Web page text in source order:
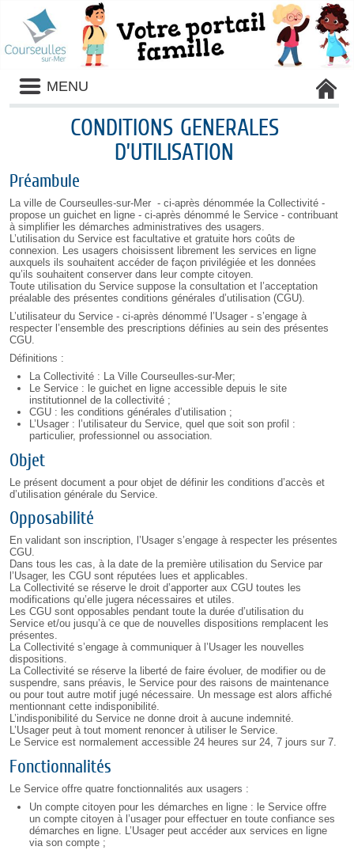
Liste
des
avertissements
MENU
CONDITIONS GENERALES
D’UTILISATION
Préambule
La ville de Courseulles-sur-Mer - ci-après dénommée la Collectivité -
propose un guichet en ligne - ci-après dénommé le Service - contribuant
à simplifier les démarches administratives des usagers.
L’utilisation du Service est facultative et gratuite hors coûts de
connexion. Les usagers choisissent librement les services en ligne
auxquels ils souhaitent accéder de façon privilégiée et les données
qu’ils souhaitent conserver dans leur compte citoyen.
Toute utilisation du Service suppose la consultation et l’acceptation
préalable des présentes conditions générales d’utilisation (CGU).
L’utilisateur du Service - ci-après dénommé l’Usager - s’engage à
respecter l’ensemble des prescriptions définies au sein des présentes
CGU.
Définitions :
La Collectivité : La Ville Courseulles-sur-Mer;
Le Service : le guichet en ligne accessible depuis le site
institutionnel de la collectivité ;
CGU : les conditions générales d’utilisation ;
L’Usager : l’utilisateur du Service, quel que soit son profil :
particulier, professionnel ou association.
Objet
Le présent document a pour objet de définir les conditions d’accès et
d’utilisation générale du Service.
Opposabilité
En validant son inscription, l’Usager s’engage à respecter les présentes
CGU.
Dans tous les cas, à la date de la première utilisation du Service par
l’Usager, les CGU sont réputées lues et applicables.
La Collectivité se réserve le droit d’apporter aux CGU toutes les
modifications qu’elle jugera nécessaires et utiles.
Les CGU sont opposables pendant toute la durée d’utilisation du
Service et/ou jusqu’à ce que de nouvelles dispositions remplacent les
présentes.
La Collectivité s’engage à communiquer à l’Usager les nouvelles
dispositions.
La Collectivité se réserve la liberté de faire évoluer, de modifier ou de
suspendre, sans préavis, le Service pour des raisons de maintenance
ou pour tout autre motif jugé nécessaire. Un message est alors affiché
mentionnant cette indisponibilité.
L’indisponibilité du Service ne donne droit à aucune indemnité.
L’Usager peut à tout moment renoncer à utiliser le Service.
Le Service est normalement accessible 24 heures sur 24, 7 jours sur 7.
Fonctionnalités
Le Service offre quatre fonctionnalités aux usagers :
Un compte citoyen pour les démarches en ligne : le Service offre
un compte citoyen à l’usager pour effectuer en toute confiance ses
démarches en ligne. L’Usager peut accéder aux services en ligne
via son compte ;